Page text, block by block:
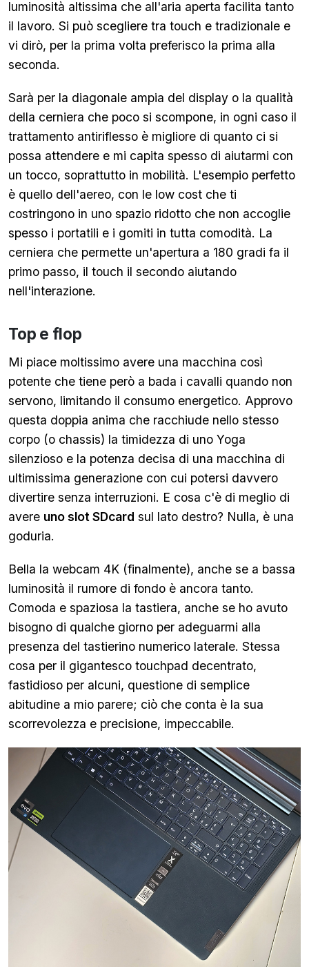
luminosità altissima che all'aria aperta facilita tanto
il lavoro. Si può scegliere tra touch e tradizionale e
vi dirò, per la prima volta preferisco la prima alla
seconda.
Sarà per la diagonale ampia del display o la qualità
della cerniera che poco si scompone, in ogni caso il
trattamento antiriflesso è migliore di quanto ci si
possa attendere e mi capita spesso di aiutarmi con
un tocco, soprattutto in mobilità. L'esempio perfetto
è quello dell'aereo, con le low cost che ti
costringono in uno spazio ridotto che non accoglie
spesso i portatili e i gomiti in tutta comodità. La
cerniera che permette un'apertura a 180 gradi fa il
primo passo, il touch il secondo aiutando
nell'interazione.
Top e flop
Mi piace moltissimo avere una macchina così
potente che tiene però a bada i cavalli quando non
servono, limitando il consumo energetico. Approvo
questa doppia anima che racchiude nello stesso
corpo (o chassis) la timidezza di uno Yoga
silenzioso e la potenza decisa di una macchina di
ultimissima generazione con cui potersi davvero
divertire senza interruzioni. E cosa c'è di meglio di
avere unoslot SDcard sul lato destro? Nulla, è una
goduria.
Bella la webcam 4K (finalmente), anche se a bassa
luminosità il rumore di fondo è ancora tanto.
Comoda e spaziosa la tastiera, anche se ho avuto
bisogno di qualche giorno per adeguarmi alla
presenza del tastierino numerico laterale. Stessa
cosa per il gigantesco touchpad decentrato,
fastidioso per alcuni, questione di semplice
abitudine a mio parere; ciò che conta è la sua
scorrevolezza e precisione, impeccabile.